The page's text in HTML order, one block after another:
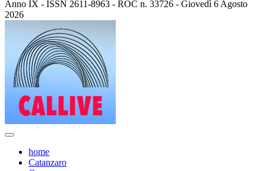
Anno IX - ISSN 2611-8963 - ROC n. 33726 - Giovedì 6 Agosto
2026
home
Catanzaro